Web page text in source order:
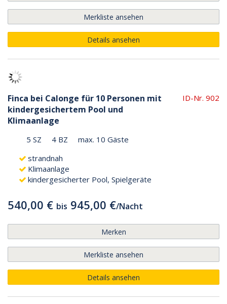
Merkliste ansehen
Details ansehen
Finca bei Calonge für 10 Personen mit
kindergesichertem Pool und
Klimaanlage
ID-Nr. 902
5 SZ 4 BZ
max. 10 Gäste
strandnah
Klimaanlage
kindergesicherter Pool, Spielgeräte
540,00 € bis 945,00 €/Nacht
Merken
Merkliste ansehen
Details ansehen